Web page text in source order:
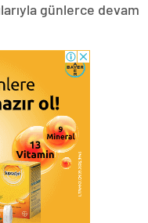
günlerce devam